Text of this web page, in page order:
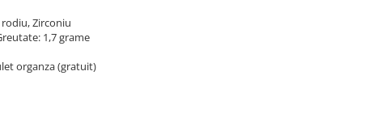
Zirconiu
1,7 grame
organza (gratuit)